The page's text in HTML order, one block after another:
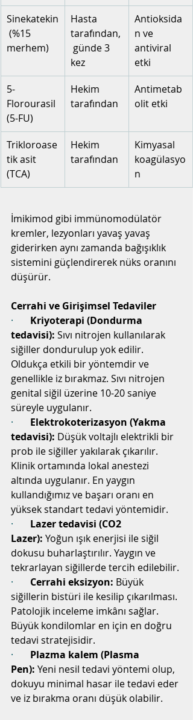
Sinekatekin
(%15
merhem)
Hasta
tarafından,
günde 3
kez
Antioksida
n ve
antiviral
etki
5-
Florourasil
(5-FU)
Hekim
tarafından
Antimetab
olit etki
Trikloroase
tik asit
(TCA)
Hekim
tarafından
Kimyasal
koagülasyo
n
İmikimod gibi immünomodülatör
kremler, lezyonları yavaş yavaş
giderirken aynı zamanda bağışıklık
sistemini güçlendirerek nüks oranını
düşürür.
Cerrahi ve Girişimsel Tedaviler
· Kriyoterapi (Dondurma
tedavisi): Sıvı nitrojen kullanılarak
siğiller dondurulup yok edilir.
Oldukça etkili bir yöntemdir ve
genellikle iz bırakmaz. Sıvı nitrojen
genital siğil üzerine 10-20 saniye
süreyle uygulanır.
· Elektrokoterizasyon (Yakma
tedavisi): Düşük voltajlı elektrikli bir
prob ile siğiller yakılarak çıkarılır.
Klinik ortamında lokal anestezi
altında uygulanır. En yaygın
kullandığımız ve başarı oranı en
yüksek standart tedavi yöntemidir.
· Lazer tedavisi (CO2
Lazer): Yoğun ışık enerjisi ile siğil
dokusu buharlaştırılır. Yaygın ve
tekrarlayan siğillerde tercih edilebilir.
· Cerrahi eksizyon: Büyük
siğillerin bistüri ile kesilip çıkarılması.
Patolojik inceleme imkânı sağlar.
Büyük kondilomlar en için en doğru
tedavi stratejisidir.
· Plazma kalem (Plasma
Pen): Yeni nesil tedavi yöntemi olup,
dokuyu minimal hasar ile tedavi eder
ve iz bırakma oranı düşük olabilir.